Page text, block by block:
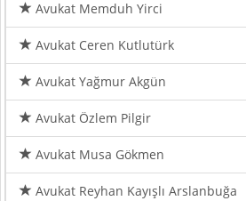
Avukat Memduh Yirci
Avukat Ceren Kutlutürk
Avukat Yağmur Akgün
Avukat Özlem Pilgir
Avukat Musa Gökmen
Avukat Reyhan Kayışlı Arslanbuğa